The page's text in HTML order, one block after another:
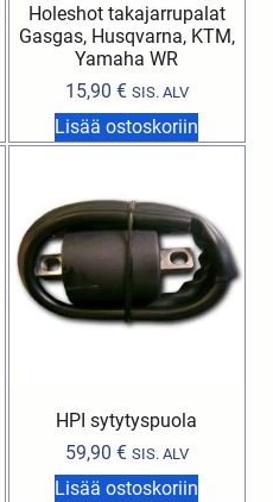
Holeshot takajarrupalat
Gasgas, Husqvarna, KTM,
Yamaha WR
15,90 € SIS. ALV
Lisää ostoskoriin
HPI sytytyspuola
59,90 € SIS. ALV
Lisää ostoskoriin